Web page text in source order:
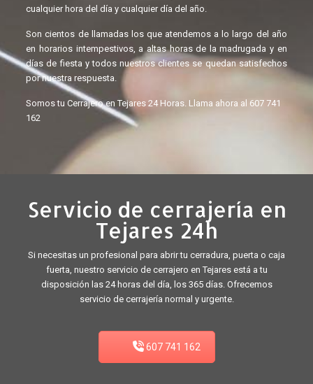
cualquier hora del día y cualquier día del año.
Son cientos de llamadas los que atendemos a lo largo del año
en horarios intempestivos, a altas horas de la madrugada y en
días de fiesta y todos nuestros clientes se quedan satisfechos
por nuestra respuesta.
Somos tu Cerrajero en Tejares 24 Horas. Llama ahora al 607 741
162
Servicio de cerrajería en
Tejares 24h
Si necesitas un profesional para abrir tu cerradura, puerta o caja
fuerta, nuestro servicio de cerrajero en Tejares está a tu
disposición las 24 horas del día, los 365 días. Ofrecemos
servicio de cerrajería normal y urgente.
607 741 162